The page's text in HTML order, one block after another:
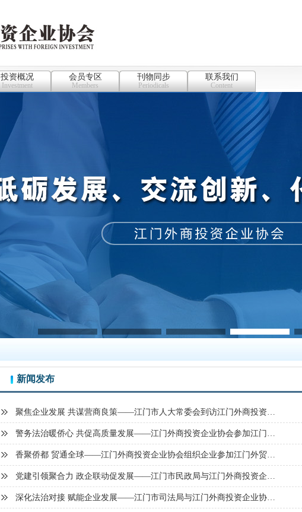
投资概况
Investment
会员专区
Members
刊物同步
Periodicals
联系我们
Content
新闻发布
聚焦企业发展 共谋营商良策——江门市人大常委会到访江门外商投资…
警务法治暖侨心 共促高质量发展——江门外商投资企业协会参加江门…
香聚侨都 贸通全球——江门外商投资企业协会组织企业参加江门外贸…
党建引领聚合力 政企联动促发展——江门市民政局与江门外商投资企…
深化法治对接 赋能企业发展——江门市司法局与江门外商投资企业协…